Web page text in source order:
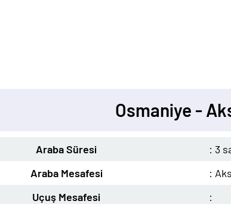
Osmaniye -
Araba Süresi
: 3
Araba Mesafesi
:
Uçuş Mesafesi
: